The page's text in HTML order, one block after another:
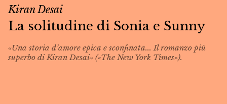
Kiran Desai
La solitudine di Sonia e Sunny
«Una storia d’amore epica e sconfinata... Il romanzo più
superbo di Kiran Desai» («The New York Times»).